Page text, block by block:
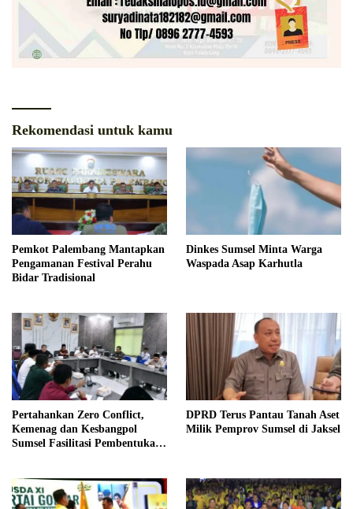
Rekomendasi untuk kamu
Pemkot Palembang Mantapkan
Pengamanan Festival Perahu
Bidar Tradisional
Dinkes Sumsel Minta Warga
Waspada Asap Karhutla
Pertahankan Zero Conflict,
Kemenag dan Kesbangpol
Sumsel Fasilitasi Pembentukan
DPRD Terus Pantau Tanah Aset
Milik Pemprov Sumsel di Jaksel